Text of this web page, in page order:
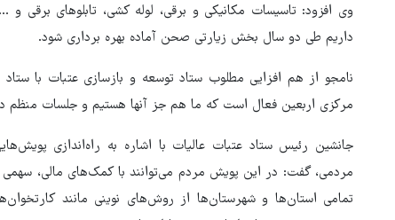
وی افزود: تاسیسات مکانیکی و برقی، لوله کشی، تابلوهای
داریم طی دو سال بخش زیارتی صحن آماده بهره برداری شود.
مرکزی اربعین فعال است که ما هم جز آنها هستیم و جلسات منظم
جانشین رئیس ستاد عتبات عالیات با اشاره به راه‌اندازی
مردمی، گفت: در این پویش مردم می‌توانند با کمک‌های مالی،
تمامی استان‌ها و شهرستان‌ها از روش‌های نوینی مانند